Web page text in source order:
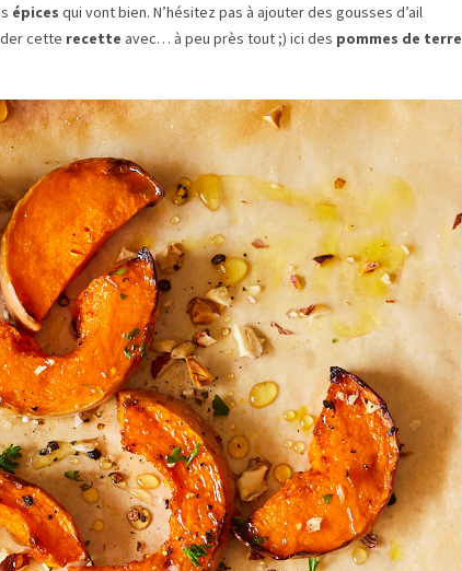
épices qui vont bien. N’hésitez pas à ajouter des gousses d’ail
cette recette avec… à peu près tout ;) ici des pommes de terre